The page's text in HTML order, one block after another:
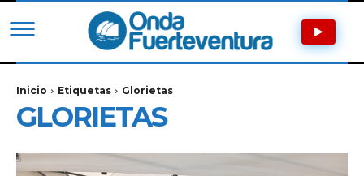
Inicio Etiquetas Glorietas
GLORIETAS